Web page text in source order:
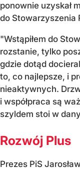
ponownie uzyskał
do Stowarzyszenia
"Wstąpiłem do
rozstanie, tylko
gdzie dotąd
to, co najlepsze, i
nieaktywnych.
i współpraca są
szyldem stoi w
Rozwój Plus
Prezes PiS